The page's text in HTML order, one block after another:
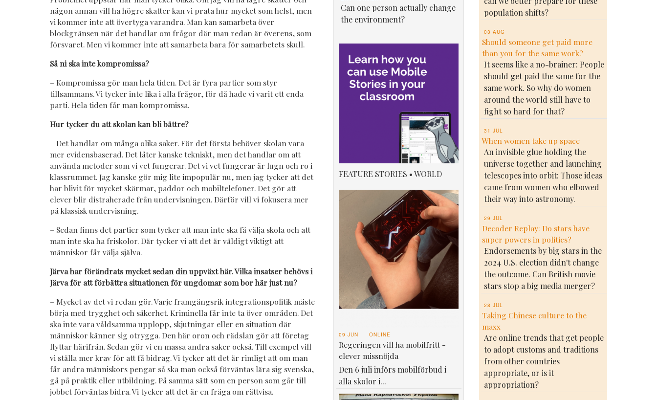
någon annan vill ha högre skatter kan vi prata hur mycket som helst, men
vi kommer inte att övertyga varandra. Man kan samarbeta över
blockgränsen när det handlar om frågor där man redan är överens, som
försvaret. Men vi kommer inte att samarbeta bara för samarbetets skull.
Så ni ska inte kompromissa?
– Kompromissa gör man hela tiden. Det är fyra partier som styr
tillsammans. Vi tycker inte lika i alla frågor, för då hade vi varit ett enda
parti. Hela tiden får man kompromissa.
Hur tycker du att skolan kan bli bättre?
– Det handlar om många olika saker. För det första behöver skolan vara
mer evidensbaserad. Det låter kanske tekniskt, men det handlar om att
använda metoder som vi vet fungerar. Det vi vet fungerar är lugn och ro i
klassrummet. Jag kanske gör mig lite impopulär nu, men jag tycker att det
har blivit för mycket skärmar, paddor och mobiltelefoner. Det gör att
elever blir distraherade från undervisningen. Därför vill vi fokusera mer
på klassisk undervisning.
– Sedan finns det partier som tycker att man inte ska få välja skola och att
man inte ska ha friskolor. Där tycker vi att det är väldigt viktigt att
människor får välja själva.
Järva har förändrats mycket sedan din uppväxt här. Vilka insatser behövs i
Järva för att förbättra situationen för ungdomar som bor här just nu?
– Mycket av det vi redan gör. Varje framgångsrik integrationspolitik måste
börja med trygghet och säkerhet. Kriminella får inte ta över områden. Det
ska inte vara våldsamma upplopp, skjutningar eller en situation där
människor känner sig otrygga. Den här oron och rädslan gör att företag
flyttar härifrån. Sedan gör vi en massa andra saker också. Till exempel vill
vi ställa mer krav för att få bidrag. Vi tycker att det är rimligt att om man
får andra människors pengar så ska man också förväntas lära sig svenska,
gå på praktik eller utbildning. På samma sätt som en person som går till
jobbet förväntas bidra. Vi tycker att det är en fråga om rättvisa.
Can one person actually change
the environment?
FEATURE STORIES • WORLD
09 JUN ONLINE
Regeringen vill ha mobilfritt -
elever missnöjda
Den 6 juli införs mobilförbud i
alla skolor i...
population shifts?
03 AUG
Should someone get paid more
than you for the same work?
It seems like a no-brainer: People
should get paid the same for the
same work. So why do women
around the world still have to
fight so hard for that?
31 JUL
When women take up space
An invisible glue holding the
universe together and launching
telescopes into orbit: Those ideas
came from women who elbowed
their way into astronomy.
29 JUL
Decoder Replay: Do stars have
super powers in politics?
Endorsements by big stars in the
2024 U.S. election didn't change
the outcome. Can British movie
stars stop a big media merger?
28 JUL
Taking Chinese culture to the
maxx
Are online trends that get people
to adopt customs and traditions
from other countries
appropriate, or is it
appropriation?